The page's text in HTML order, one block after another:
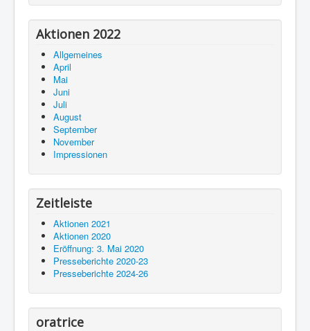
Aktionen 2022
Allgemeines
April
Mai
Juni
Juli
August
September
November
Impressionen
Zeitleiste
Aktionen 2021
Aktionen 2020
Eröffnung: 3. Mai 2020
Presseberichte 2020-23
Presseberichte 2024-26
oratrice